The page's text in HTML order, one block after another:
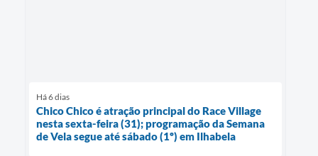
Há 6 dias
Chico Chico é atração principal do Race Village
nesta sexta-feira (31); programação da Semana
de Vela segue até sábado (1º) em Ilhabela